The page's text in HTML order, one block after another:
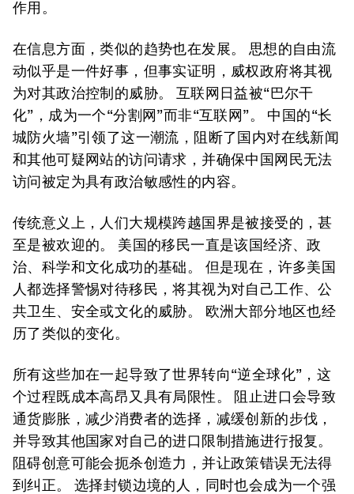
作用。
在信息方面，类似的趋势也在发展。 思想的自由流
动似乎是一件好事，但事实证明，威权政府将其视
为对其政治控制的威胁。 互联网日益被“巴尔干
化”，成为一个“分割网”而非“互联网”。 中国的“长
城防火墙”引领了这一潮流，阻断了国内对在线新闻
和其他可疑网站的访问请求，并确保中国网民无法
访问被定为具有政治敏感性的内容。
传统意义上，人们大规模跨越国界是被接受的，甚
至是被欢迎的。 美国的移民一直是该国经济、政
治、科学和文化成功的基础。 但是现在，许多美国
人都选择警惕对待移民，将其视为对自己工作、公
共卫生、安全或文化的威胁。 欧洲大部分地区也经
历了类似的变化。
所有这些加在一起导致了世界转向“逆全球化”，这
个过程既成本高昂又具有局限性。 阻止进口会导致
通货膨胀，减少消费者的选择，减缓创新的步伐，
并导致其他国家对自己的进口限制措施进行报复。
阻碍创意可能会扼杀创造力，并让政策错误无法得
到纠正。 选择封锁边境的人，同时也会成为一个强